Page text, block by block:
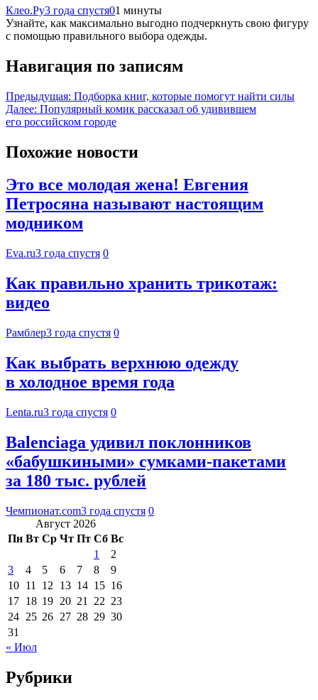
Клео.Ру3 года спустя01 минуты
Узнайте, как максимально выгодно подчеркнуть свою фигуру
с помощью правильного выбора одежды.
Навигация по записям
Предыдущая: Подборка книг, которые помогут найти силы
Далее: Популярный комик рассказал об удивившем
его российском городе
Похожие новости
Это все молодая жена! Евгения
Петросяна называют настоящим
модником
Eva.ru3 года спустя 0
Как правильно хранить трикотаж:
видео
Рамблер3 года спустя 0
Как выбрать верхнюю одежду
в холодное время года
Lenta.ru3 года спустя 0
Balenciaga удивил поклонников
«бабушкиными» сумками-пакетами
за 180 тыс. рублей
Чемпионат.com3 года спустя 0
Август 2026
Пн Вт Ср Чт Пт Сб Вс
1
2
3
4 5 6 7 8
9
10 11 12 13 14 15 16
17 18 19 20 21 22 23
24 25 26 27 28 29 30
31
« Июл
Рубрики